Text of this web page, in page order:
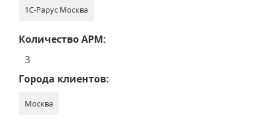
1С-Рарус Москва
Количество АРМ:
3
Города клиентов:
Москва